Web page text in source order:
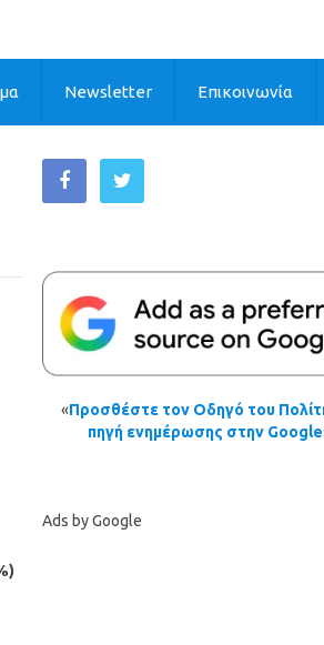
Newsletter Επικοινωνία
«Προσθέστε τον Οδηγό του
πηγή ενημέρωσης στην Google
Ads by Google